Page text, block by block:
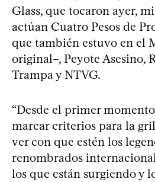
Glass, que tocaron ayer,
actúan Cuatro Pesos de
que también estuvo en el
original–, Peyote Asesino,
Trampa y NTVG.
“Desde el primer
marcar criterios para la
ver con que estén los
renombrados
los que están surgiendo y